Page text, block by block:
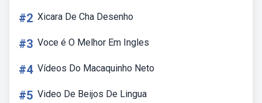
#2 Xicara De Cha Desenho
#3 Voce é O Melhor Em Ingles
#4 Vídeos Do Macaquinho Neto
#5 Video De Beijos De Lingua